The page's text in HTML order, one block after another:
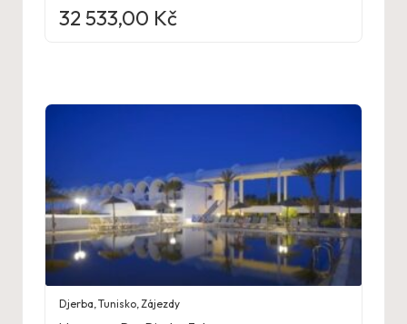
32 533,00 Kč
Djerba,Tunisko,Zájezdy